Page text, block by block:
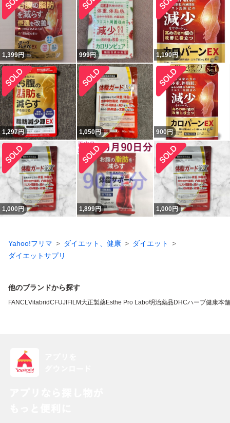
1,399円 999円 1,190円
1,297円 1,050円 900円
1,000 円 1,899円 1,000 円
Yahoo!フリマ ダイエット、健康
ダイエット
ダイエットサプリ
他のブランドから探す
FANCLVitabridC FUJIFILM 大正製薬Esthe Pro Labo明治薬品DHCハーブ健康本舗